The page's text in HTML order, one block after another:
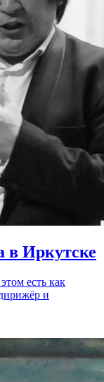
в Иркутске
есть как
и